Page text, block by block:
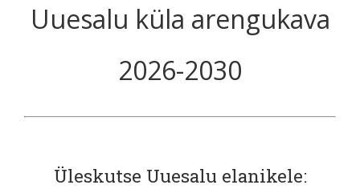
Uuesalu küla arengukava
2026-2030
Üleskutse Uuesalu elanikele: